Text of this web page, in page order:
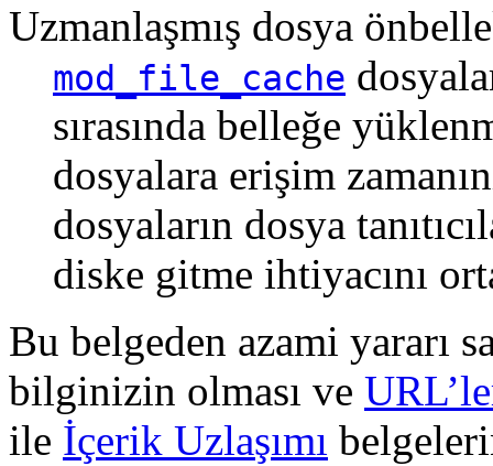
Uzmanlaşmış dosya
mod_file_cache
sırasında belleğe
dosyalara erişim
dosyaların dosya
diske gitme ihtiyacını
Bu belgeden azami yararı
bilginizin olması ve
ile İçerik Uzlaşımı